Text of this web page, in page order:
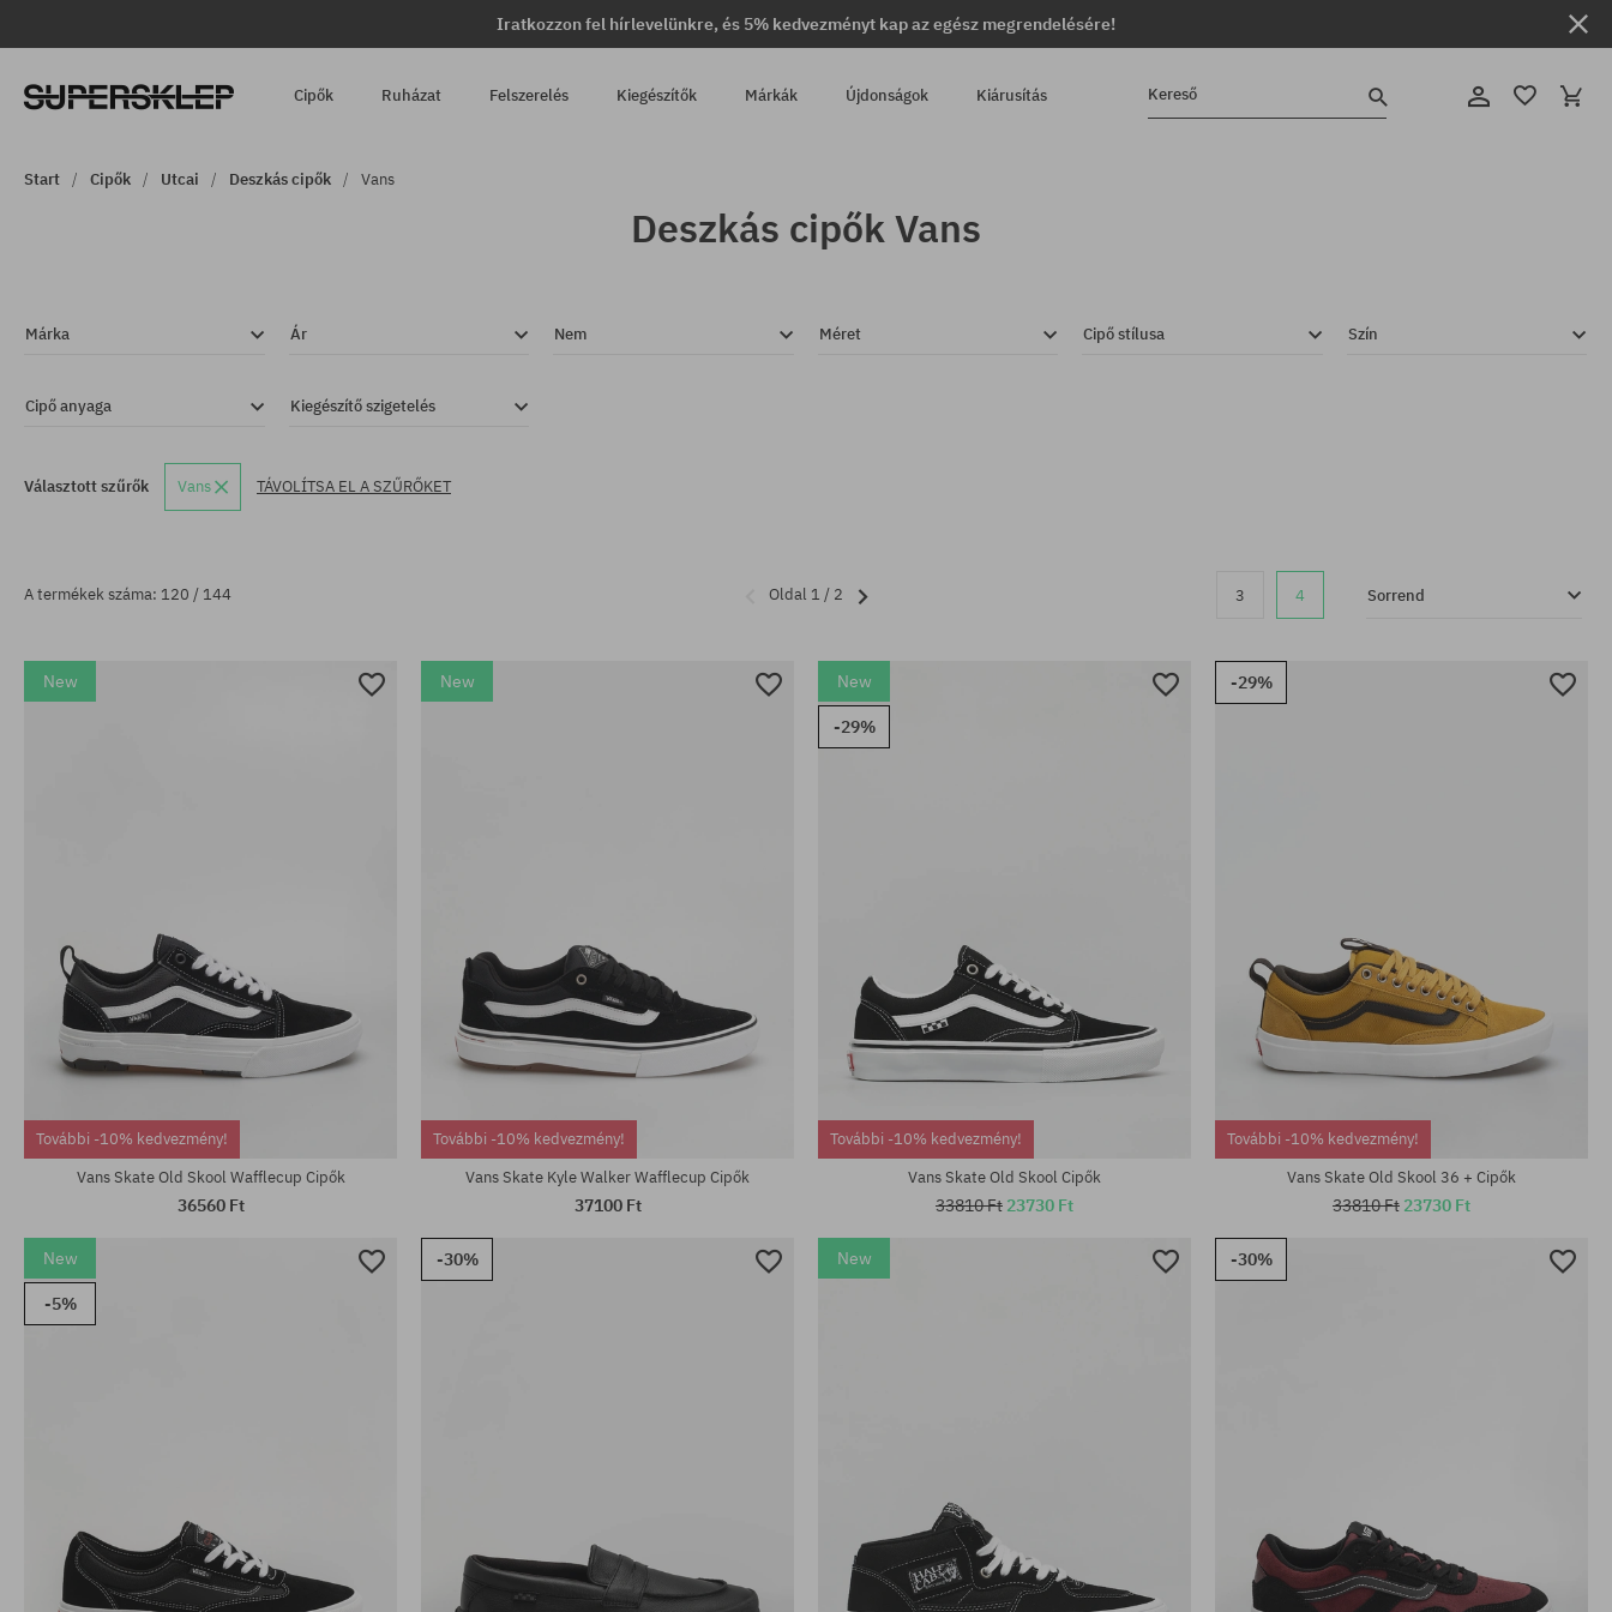
Iratkozzon fel hírlevelünkre, és 5% kedvezményt kap az egész megrendelésére!
Cipők Ruházat Felszerelés Kiegészítők Márkák Újdonságok Kiárusítás Kereső
Start Cipők Utcai Deszkás cipők Vans
Deszkás cipők Vans
Márka Ár Nem Méret Cipő stílusa Szín
Cipő anyaga Kiegészítő szigetelés
Választott szűrők Vans TÁVOLÍTSA EL A SZŰRŐKET
A termékek száma: 120 / 144 Oldal 1 / 2 3 4 Sorrend
New
További -10% kedvezmény!
Vans Skate Old Skool Wafflecup Cipők
36560 Ft
New
További -10% kedvezmény!
Vans Skate Kyle Walker Wafflecup Cipők
37100 Ft
New
-29%
További -10% kedvezmény!
Vans Skate Old Skool Cipők
33810 Ft 23730 Ft
-29%
További -10% kedvezmény!
Vans Skate Old Skool 36 + Cipők
33810 Ft 23730 Ft
New
-5%
-30% New -30%